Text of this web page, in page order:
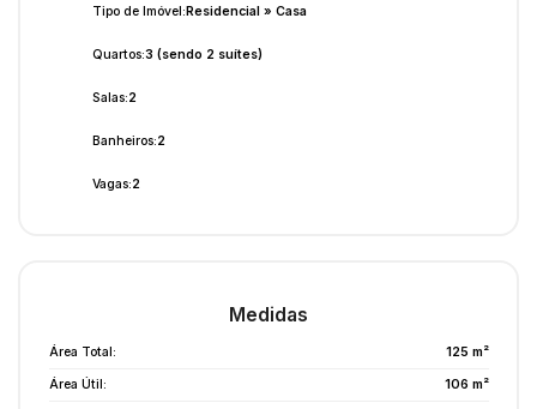
Tipo de Imóvel:Residencial » Casa
Quartos:3 (sendo 2 suítes)
Salas:2
Banheiros:2
Vagas:2
Medidas
Área Total: 125 m²
Área Útil: 106 m²